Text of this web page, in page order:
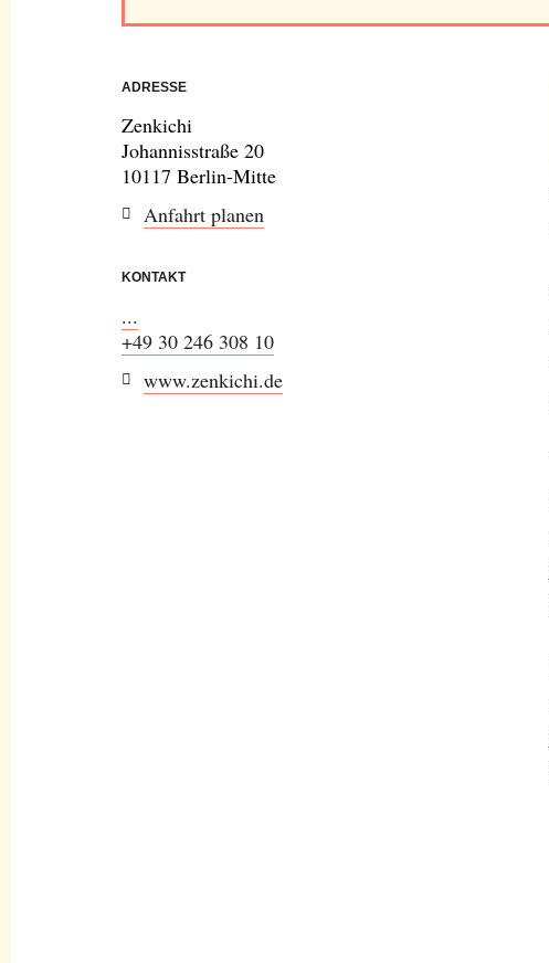
ADRESSE
Zenkichi
Johannisstraße 20
10117 Berlin-Mitte
Anfahrt planen
KONTAKT
...
+49 30 246 308 10
www.zenkichi.de